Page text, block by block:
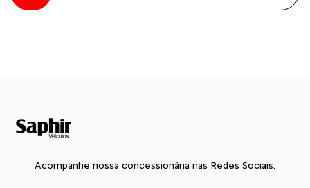
Acompanhe nossa concessionária nas Redes Sociais: